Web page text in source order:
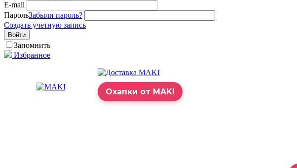
E-mail
ПарольЗабыли пароль?
Создать учетную запись
Войти
Запомнить
Избранное
Охапки от MAKI